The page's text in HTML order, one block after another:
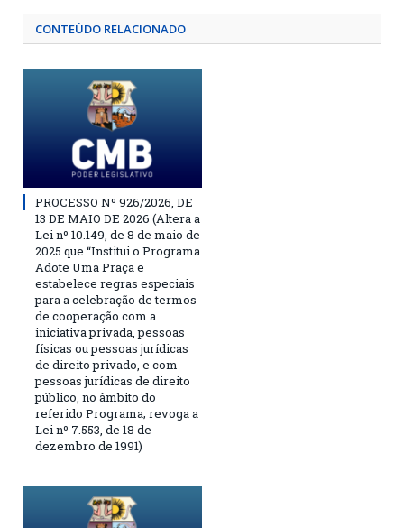
CONTEÚDO RELACIONADO
PROCESSO Nº 926/2026, DE
13 DE MAIO DE 2026 (Altera a
Lei nº 10.149, de 8 de maio de
2025 que “Institui o Programa
Adote Uma Praça e
estabelece regras especiais
para a celebração de termos
de cooperação com a
iniciativa privada, pessoas
físicas ou pessoas jurídicas
de direito privado, e com
pessoas jurídicas de direito
público, no âmbito do
referido Programa; revoga a
Lei nº 7.553, de 18 de
dezembro de 1991)